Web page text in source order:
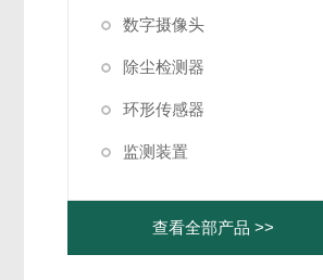
数字摄像头
除尘检测器
环形传感器
监测装置
查看全部产品 >>